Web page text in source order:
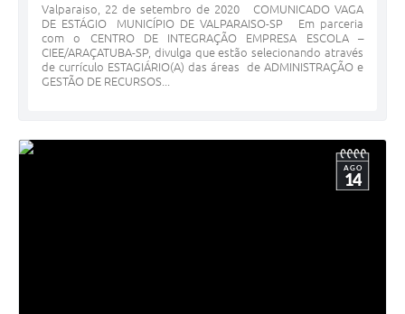
Contratos
Ouvidoria
Audiências Públicas
Carta de Serviços
Valparaiso, 22 de setembro de 2020 COMUNICADO VAGA
DE ESTÁGIO MUNICÍPIO DE VALPARAISO-SP Em parceria
com o CENTRO DE INTEGRAÇÃO EMPRESA ESCOLA –
CIEE/ARAÇATUBA-SP, divulga que estão selecionando através
de currículo ESTAGIÁRIO(A) das áreas de ADMINISTRAÇÃO e
GESTÃO DE RECURSOS...
AGO
14